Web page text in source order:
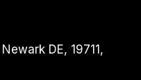
DE, 19711,